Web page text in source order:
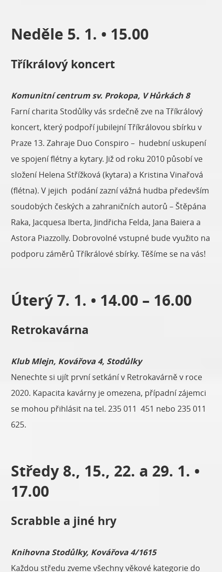
Neděle 5. 1. • 15.00
Tříkrálový koncert
Komunitní centrum sv. Prokopa, V Hůrkách 8
Farní charita Stodůlky vás srdečně zve na Tříkrálový
koncert, který podpoří jubilejní Tříkrálovou sbírku v
Praze 13. Zahraje Duo Conspiro – hudební uskupení
ve spojení flétny a kytary. Již od roku 2010 působí ve
složení Helena Střížková (kytara) a Kristina Vinařová
(flétna). V jejich podání zazní vážná hudba především
soudobých českých a zahraničních autorů – Štěpána
Raka, Jacquesa Iberta, Jindřicha Felda, Jana Baiera a
Astora Piazzolly. Dobrovolné vstupné bude využito na
podporu záměrů Tříkrálové sbírky. Těšíme se na vás!
Úterý 7. 1. • 14.00 – 16.00
Retrokavárna
Klub Mlejn, Kovářova 4, Stodůlky
Nenechte si ujít první setkání v Retrokavárně v roce
2020. Kapacita kavárny je omezena, případní zájemci
se mohou přihlásit na tel. 235 011 451 nebo 235 011
625.
Středy 8., 15., 22. a 29. 1. •
17.00
Scrabble a jiné hry
Knihovna Stodůlky, Kovářova 4/1615
Každou středu zveme všechny věkové kategorie do